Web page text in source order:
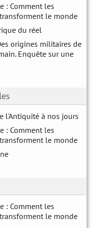
: Comment les
le monde
du réel
origines militaires de
Enquête sur une
l'Antiquité à nos jours
: Comment les
le monde
: Comment les
le monde